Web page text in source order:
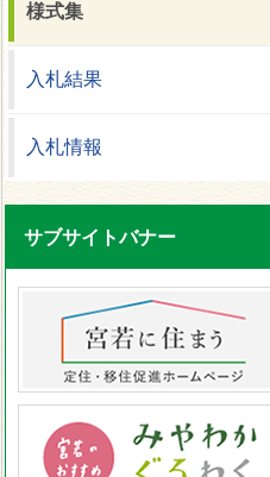
様式集
入札結果
入札情報
サブサイトバナー